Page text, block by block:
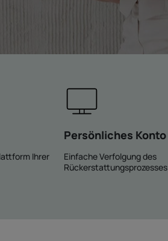
Ihrer
Persönliches Konto
Einfache Verfolgung des
Rückerstattungsprozesses